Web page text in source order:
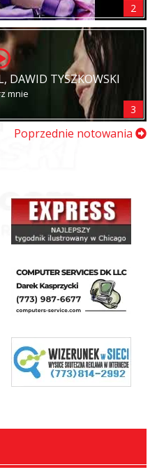
2
DAWID TYSZKOWSKI
mnie
3
Poprzednie notowania